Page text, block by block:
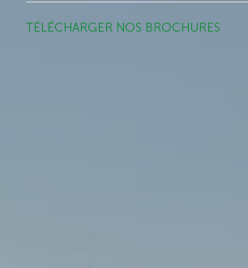
TÉLÉCHARGER NOS BROCHURES